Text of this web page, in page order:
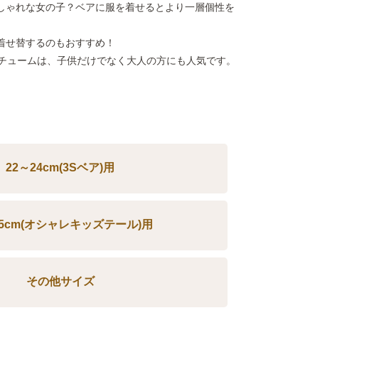
れな女の子？ベアに服を着せるとより一層個性を
替するのもおすすめ！
ームは、子供だけでなく大人の方にも人気です。
22～24cm(3Sベア)用
オシャレキッズテール)用
その他サイズ